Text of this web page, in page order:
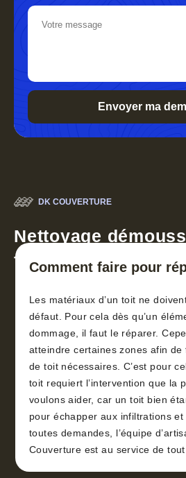
DK COUVERTURE
Nettoyage
toiture 30
Comment faire pour
Les matériaux d’un toit ne
défaut. Pour cela dès qu’un
dommage, il faut le réparer.
atteindre certaines zones afin
de toit nécessaires. C’est pour
toit requiert l’intervention que la
voulons aider, car un toit bien
pour échapper aux infiltrations et
toutes demandes, l’équipe
Couverture est au service de